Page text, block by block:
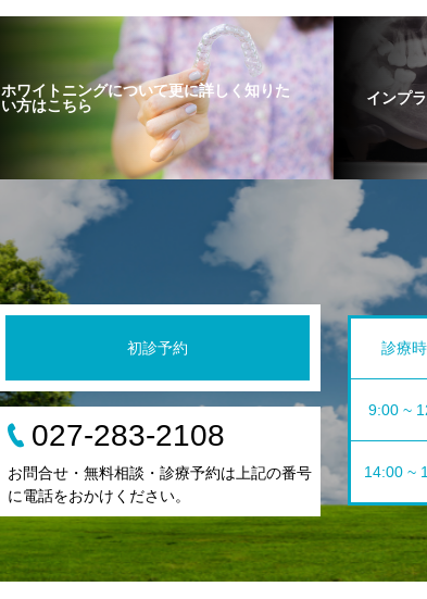
ホワイトニングについて更に詳しく知りた
い方はこちら
インプ
初診予約
027-283-2108
お問合せ・無料相談・診療予約は上記の番号
に電話をおかけください。
診療
9:00 ~
14:00 ~